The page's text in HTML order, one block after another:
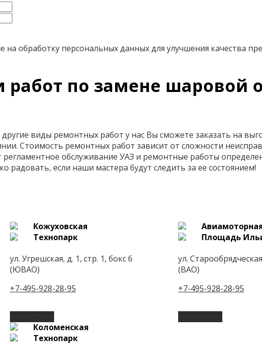
обработку персональных данных для улучшения качества
работ по замене
виды ремонтных работ у нас Вы сможете заказать на
Стоимость ремонтных работ зависит от сложности
регламентное обслуживание УАЗ и ремонтные работы
радовать, если наши мастера будут следить за ее состоянием!
Кожуховская
Технопарк
ул. Угрешская, д. 1, стр. 1, бокс 6
(ЮВАО)
+7-495-928-28-95
Площадь
ул.
(ВАО)
+7-495-928-28-95
Коломенская
Технопарк